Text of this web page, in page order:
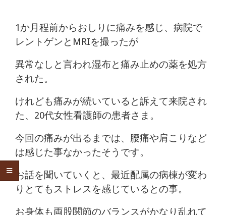
1か月程前からおしりに痛みを感じ、病院で
レントゲンとMRIを撮ったが
異常なしと言われ湿布と痛み止めの薬を処方
された。
けれども痛みが続いていると訴えて来院され
た、20代女性看護師の患者さま。
今回の痛みが出るまでは、腰痛や肩こりなど
は感じた事なかったそうです。
お話を聞いていくと、最近配属の病棟が変わ
りとてもストレスを感じているとの事。
お身体も両股関節のバランスがかなり乱れて